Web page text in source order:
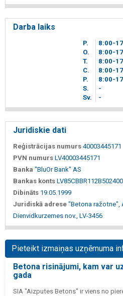
Darba laiks
P. 8 00-17
O.
8 00-17
T.
8 00-17
C.
8 00-17
P.
8 00-17
S.
-
Sv.
-
Juridiskie dati
Reģistrācijas numurs 40003445171
PVN numurs LV40003445171
Banka "BluOr Bank" AS
Bankas konts
Dibināts 19.05.1999
Juridiskā adrese "Betona ražotne",
Dienvidkurzemes nov., LV-3456
Pieteikt izmaiņas uzņēmuma
Betona risinājumi, kam var
gada
SIA "Aizputes Betons" ir viens no